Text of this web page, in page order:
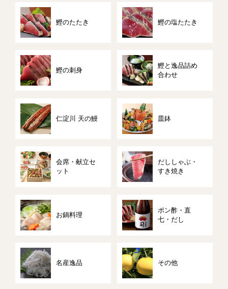
鰹のたたき 鰹の塩たたき
鰹の刺身
鰹と逸品詰め
合わせ
仁淀川 天の鰻 皿鉢
会席・献立セ
ット
だししゃぶ・
すき焼き
お鍋料理
ポン酢・直
七・だし
名産逸品 その他